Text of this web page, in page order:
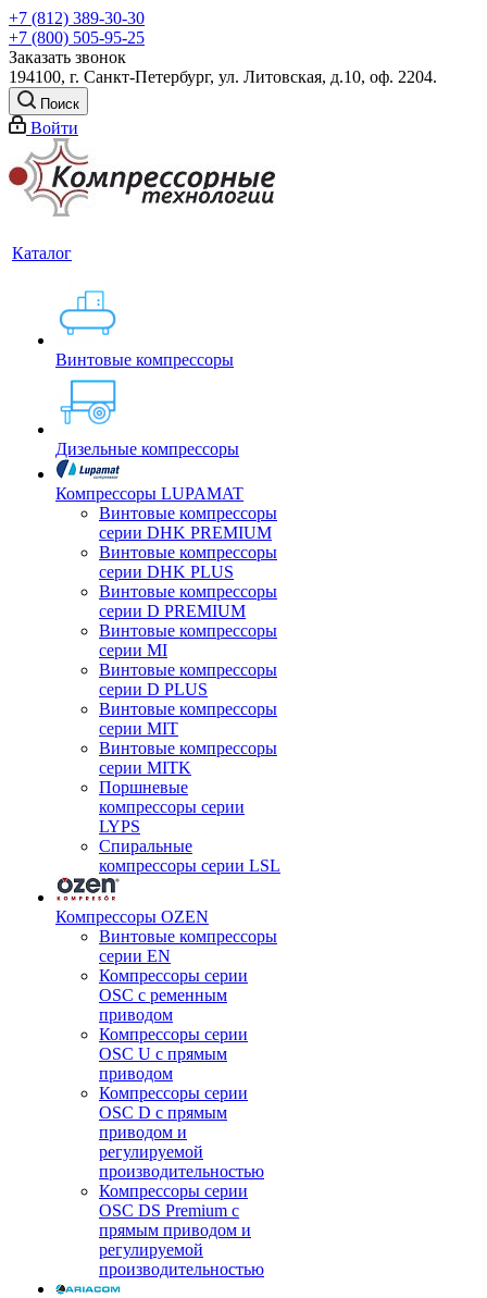
+7 (812) 389-30-30
+7 (800) 505-95-25
Заказать звонок
194100, г. Санкт-Петербург, ул. Литовская, д.10, оф. 2204.
Поиск
Войти
Каталог
Винтовые компрессоры
Дизельные компрессоры
Компрессоры LUPAMAT
Винтовые компрессоры
серии DHK PREMIUM
Винтовые компрессоры
серии DHK PLUS
Винтовые компрессоры
серии D PREMIUM
Винтовые компрессоры
серии MI
Винтовые компрессоры
серии D PLUS
Винтовые компрессоры
серии MIT
Винтовые компрессоры
серии MITK
Поршневые
компрессоры серии
LYPS
Спиральные
компрессоры серии LSL
Компрессоры OZEN
Винтовые компрессоры
серии EN
Компрессоры серии
OSC с ременным
приводом
Компрессоры серии
OSC U с прямым
приводом
Компрессоры серии
OSC D с прямым
приводом и
регулируемой
производительностью
Компрессоры серии
OSC DS Premium с
прямым приводом и
регулируемой
производительностью